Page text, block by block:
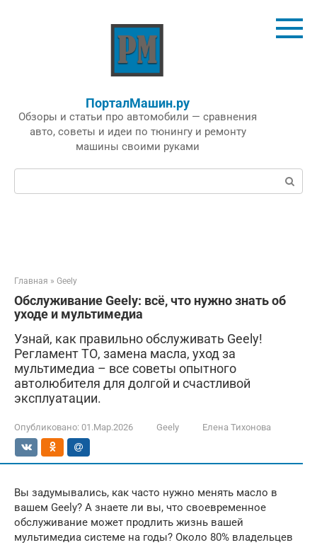
ПорталМашин.ру
Обзоры и статьи про автомобили — сравнения
авто, советы и идеи по тюнингу и ремонту
машины своими руками
Поиск:
Главная » Geely
Обслуживание Geely: всё, что нужно знать об
уходе и мультимедиа
Узнай, как правильно обслуживать Geely!
Регламент ТО, замена масла, уход за
мультимедиа – все советы опытного
автолюбителя для долгой и счастливой
эксплуатации.
Опубликовано: 01.Мар.2026 Geely Елена Тихонова
Вы задумывались, как часто нужно менять масло в
вашем Geely? А знаете ли вы, что своевременное
обслуживание может продлить жизнь вашей
мультимедиа системе на годы? Около 80% владельцев